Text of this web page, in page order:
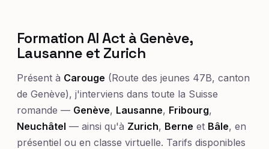
Formation AI Act à Genève,
Lausanne et Zurich
Présent à Carouge (Route des jeunes 47B, canton
de Genève), j'interviens dans toute la Suisse
romande — Genève, Lausanne, Fribourg,
Neuchâtel — ainsi qu'à Zurich, Berne et Bâle, en
présentiel ou en classe virtuelle. Tarifs disponibles